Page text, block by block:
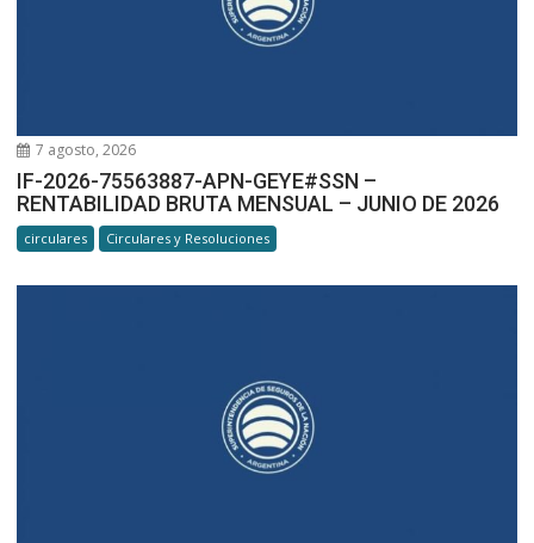
7 agosto, 2026
IF-2026-75563887-APN-GEYE#SSN –
RENTABILIDAD BRUTA MENSUAL – JUNIO DE 2026
circulares Circulares y Resoluciones